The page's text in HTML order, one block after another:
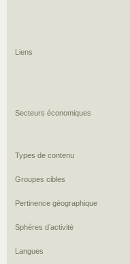
Liens
Secteurs économiques
Types de contenu
Groupes cibles
Pertinence géographique
Sphères d’activité
Langues